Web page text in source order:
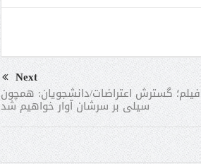
Next
فیلم؛ گسترش اعتراضات/دانشجویان: همچون
سیلی بر سرشان آوار خواهیم شد